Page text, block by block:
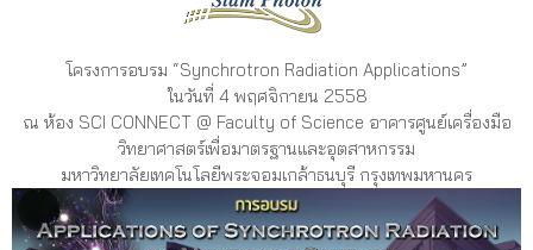
โครงการอบรม “Synchrotron Radiation Applications”
ในวันที่ 4 พฤศจิกายน 2558
ณ ห้อง SCI CONNECT @ Faculty of Science อาคารศูนย์เครื่องมือ
วิทยาศาสตร์เพื่อมาตรฐานและอุตสาหกรรม
มหาวิทยาลัยเทคโนโลยีพระจอมเกล้าธนบุรี กรุงเทพมหานคร